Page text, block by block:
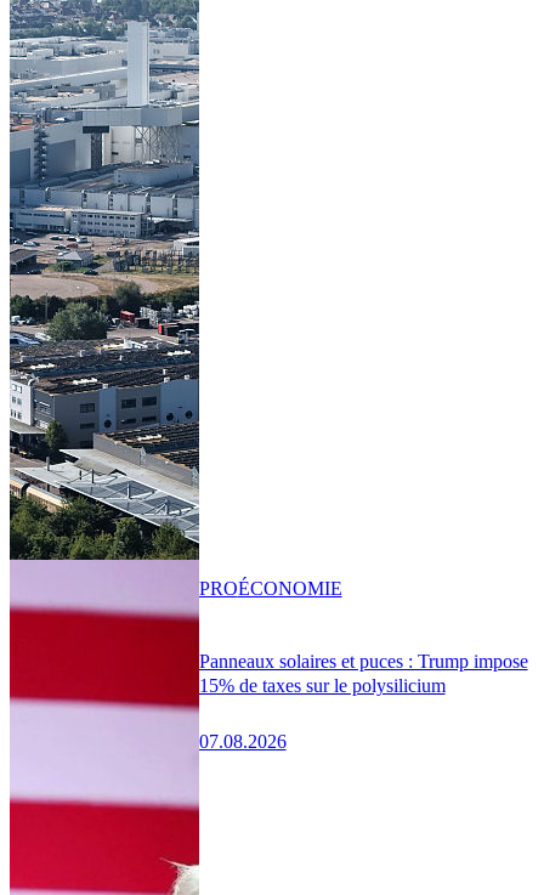
Panneaux solaires et puces : Trump impose
15% de taxes sur le polysilicium
07.08.2026
PROÉCONOMIE